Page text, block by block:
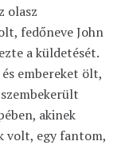
olasz
fedőneve John
a küldetését.
embereket ölt,
akinek
volt, egy fantom,